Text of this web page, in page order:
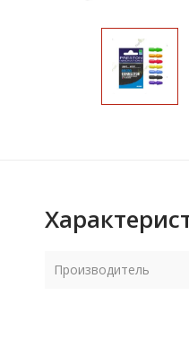
Производитель